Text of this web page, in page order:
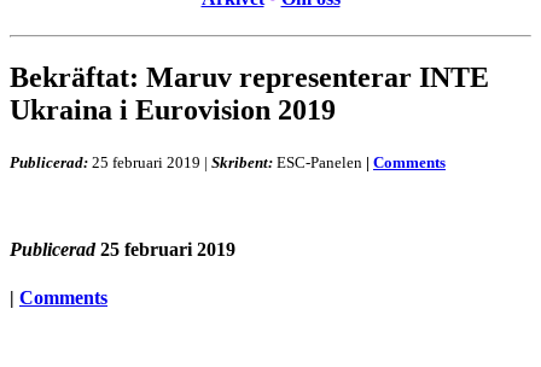
Bekräftat: Maruv representerar INTE
Ukraina i Eurovision 2019
Publicerad: 25 februari 2019 | Skribent: ESC-Panelen | Comments
Publicerad 25 februari 2019
| Comments